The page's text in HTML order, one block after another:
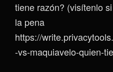
tiene razón? (visítenlo
la pena
https://
-vs-maquiavelo-quien-